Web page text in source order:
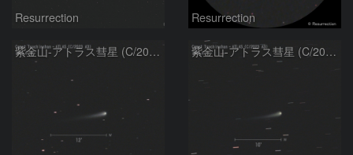
Resurrection Resurrection
紫金山-アトラス彗星 (C/2023 A3) 2024.6.12 紫金山-アトラス彗星 (C/2023 A3) 2024.6.7